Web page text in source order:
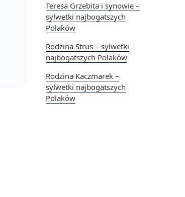
Teresa Grzebita i synowie –
sylwetki najbogatszych
Polaków
Rodzina Strus – sylwetki
najbogatszych Polaków
Rodzina Kaczmarek –
sylwetki najbogatszych
Polaków